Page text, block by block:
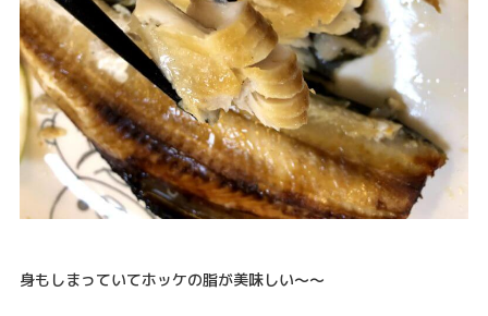
身もしまっていてホッケの脂が美味しい～～